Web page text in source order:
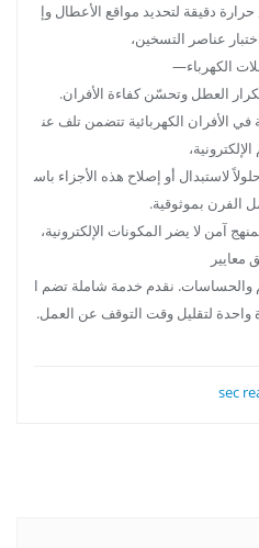
دقيقة لتحديد مواقع الأعطال وإ
عناصر التسخين،
الكهرباء—
العطل وتحسّن كفاءة الأفران.
الأفران الكهربائية تتضمن تلف عن
لاستبدال أو إصلاح هذه الأجزاء باس
الفرن بموثوقية.
آمن لا يضر المكونات الإلكترونية،
والحساسات. نقدم خدمة شاملة تضم ا
واحدة لتقليل وقت التوقف عن العمل.